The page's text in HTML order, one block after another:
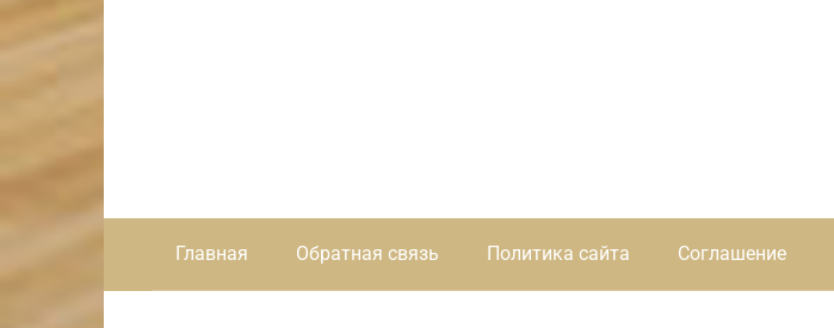
Главная Обратная связь Политика сайта Соглашение